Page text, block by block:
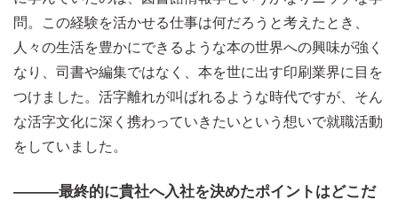
問。この経験を活かせる仕事は何だろうと考えたとき、
人々の生活を豊かにできるような本の世界への興味が強く
なり、司書や編集ではなく、本を世に出す印刷業界に目を
つけました。活字離れが叫ばれるような時代ですが、そん
な活字文化に深く携わっていきたいという想いで就職活動
をしていました。
―――最終的に貴社へ入社を決めたポイントはどこだ